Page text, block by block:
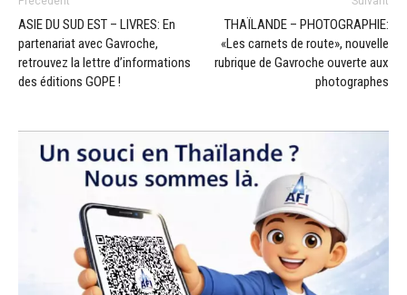
ASIE DU SUD EST – LIVRES: En
partenariat avec Gavroche,
retrouvez la lettre d’informations
des éditions GOPE !
THAÏLANDE – PHOTOGRAPHIE:
«Les carnets de route», nouvelle
rubrique de Gavroche ouverte aux
photographes